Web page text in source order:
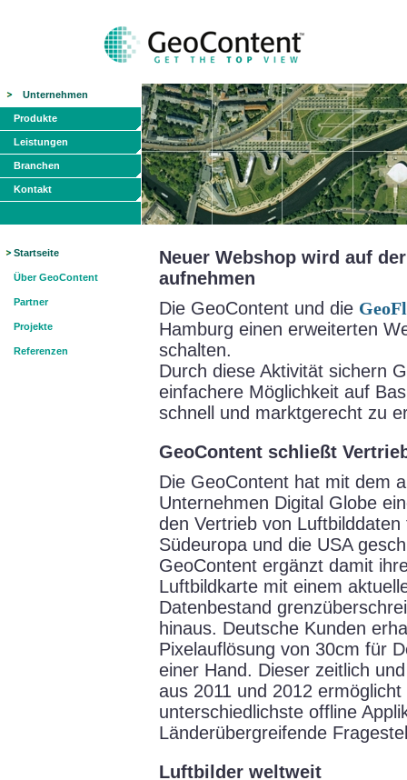
Unternehmen
Produkte
Leistungen
Branchen
Kontakt
Startseite
Über GeoContent
Partner
Projekte
Referenzen
Neuer Webshop wird auf
aufnehmen
Die GeoContent und die
Hamburg einen erweiterten
schalten.
Durch diese Aktivität sichern
einfachere Möglichkeit auf
schnell und marktgerecht zu
GeoContent schließt
Die GeoContent hat mit dem
Unternehmen Digital Globe
den Vertrieb von
Südeuropa und die USA
GeoContent ergänzt damit
Luftbildkarte mit einem
Datenbestand
hinaus. Deutsche Kunden
Pixelauflösung von 30cm für
einer Hand. Dieser zeitlich
aus 2011 und 2012
unterschiedlichste offline
Länderübergreifende
Luftbilder weltweit